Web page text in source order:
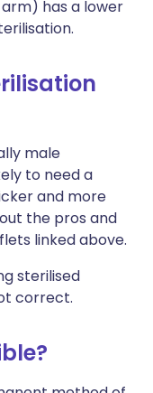
has a lower
male
to need a
and more
the pros and
linked above.
sterilised
correct.